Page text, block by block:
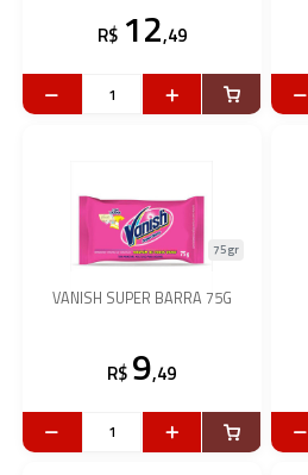
R$ 12,49
VANISH SUPER BARRA 75G
75gr
R$ 9,49